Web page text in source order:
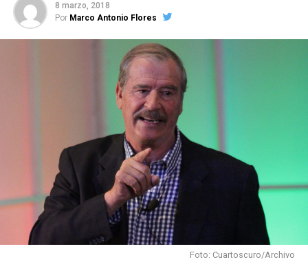
8 marzo, 2018
Por Marco Antonio Flores
Foto: Cuartoscuro/Archivo